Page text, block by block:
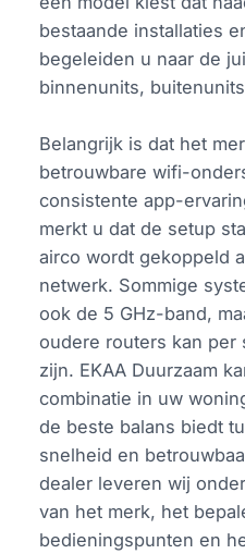
bestaande installaties
begeleiden u naar de
binnenunits,
Belangrijk is dat het
betrouwbare wifi-
consistente app-
merkt u dat de setup
airco wordt gekoppeld
netwerk. Sommige
ook de 5 GHz-band,
oudere routers kan per
zijn. EKAA Duurzaam
combinatie in uw
de beste balans biedt
snelheid en
dealer leveren wij
van het merk, het
bedieningspunten en